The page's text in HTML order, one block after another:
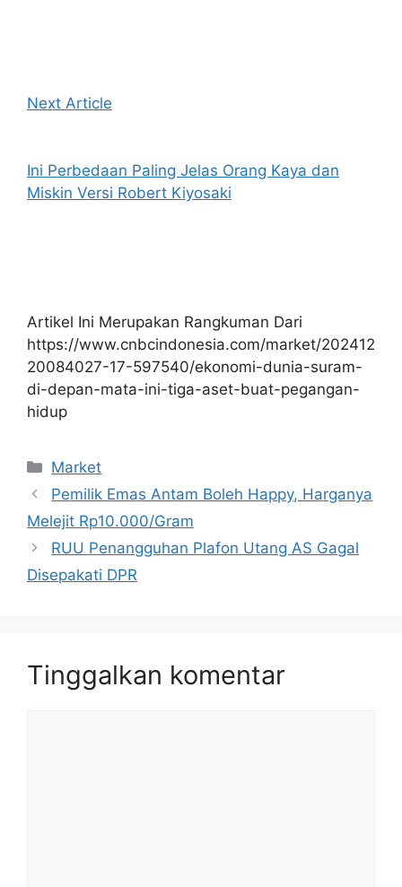
Next Article
Ini Perbedaan Paling Jelas Orang Kaya dan
Miskin Versi Robert Kiyosaki
Artikel Ini Merupakan Rangkuman Dari
https://www.cnbcindonesia.com/market/202412
20084027-17-597540/ekonomi-dunia-suram-
di-depan-mata-ini-tiga-aset-buat-pegangan-
hidup
Kategori
Market
Pemilik Emas Antam Boleh Happy, Harganya
Melejit Rp10.000/Gram
RUU Penangguhan Plafon Utang AS Gagal
Disepakati DPR
Tinggalkan komentar